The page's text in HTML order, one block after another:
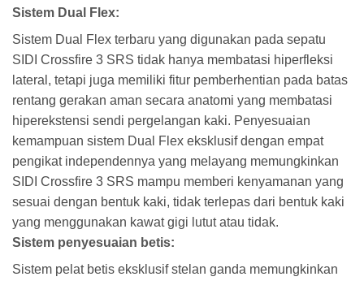
Sistem Dual Flex:
Sistem Dual Flex terbaru yang digunakan pada sepatu
SIDI Crossfire 3 SRS tidak hanya membatasi hiperfleksi
lateral, tetapi juga memiliki fitur pemberhentian pada batas
rentang gerakan aman secara anatomi yang membatasi
hiperekstensi sendi pergelangan kaki. Penyesuaian
kemampuan sistem Dual Flex eksklusif dengan empat
pengikat independennya yang melayang memungkinkan
SIDI Crossfire 3 SRS mampu memberi kenyamanan yang
sesuai dengan bentuk kaki, tidak terlepas dari bentuk kaki
yang menggunakan kawat gigi lutut atau tidak.
Sistem penyesuaian betis:
Sistem pelat betis eksklusif stelan ganda memungkinkan